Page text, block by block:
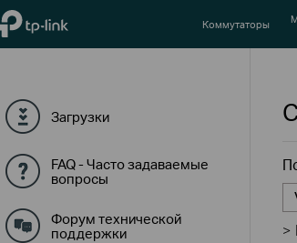
TP-Link, Reliably Smart Коммутаторы
Загрузки
FAQ - Часто задаваемые
вопросы
Форум технической
поддержки
>